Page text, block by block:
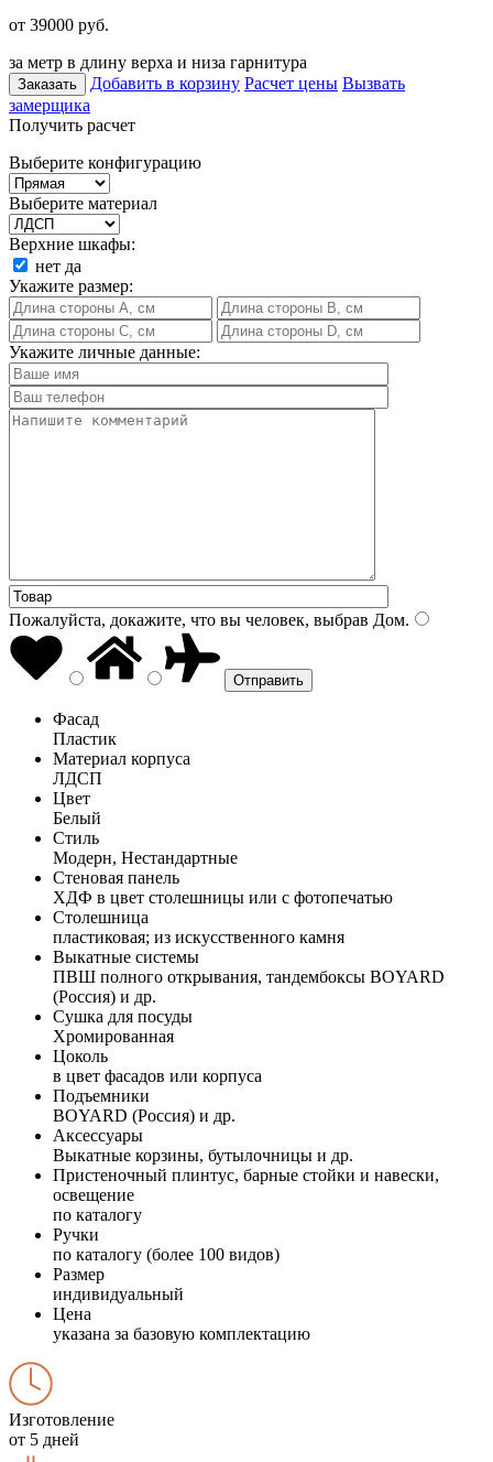
от 39000 руб.
за метр в длину верха и низа гарнитура
Заказать Добавить в корзину Расчет цены Вызвать
замерщика
Получить расчет
Выберите конфигурацию
Выберите материал
Верхние шкафы:
нет да
Укажите размер:
Укажите личные данные:
Пожалуйста, докажите, что вы человек, выбрав Дом.
Фасад
Пластик
Материал корпуса
ЛДСП
Цвет
Белый
Стиль
Модерн, Нестандартные
Стеновая панель
ХДФ в цвет столешницы или с фотопечатью
Столешница
пластиковая; из искусственного камня
Выкатные системы
ПВШ полного открывания, тандембоксы BOYARD
(Россия) и др.
Сушка для посуды
Хромированная
Цоколь
в цвет фасадов или корпуса
Подъемники
BOYARD (Россия) и др.
Аксессуары
Выкатные корзины, бутылочницы и др.
Пристеночный плинтус, барные стойки и навески,
освещение
по каталогу
Ручки
по каталогу (более 100 видов)
Размер
индивидуальный
Цена
указана за базовую комплектацию
Изготовление
от 5 дней